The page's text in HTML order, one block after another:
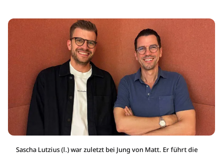
Sascha Lutzius (l.) war zuletzt bei Jung von Matt. Er führt die